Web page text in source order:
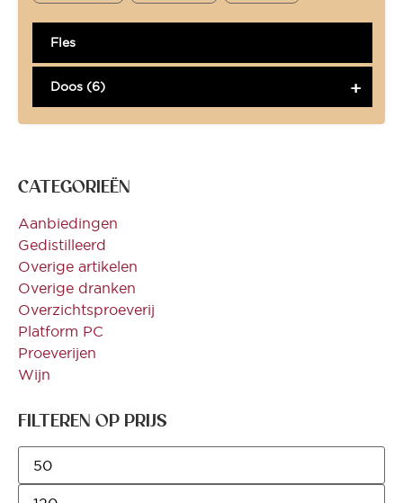
CATEGORIEËN
Aanbiedingen
Gedistilleerd
Overige artikelen
Overige dranken
Overzichtsproeverij
Platform PC
Proeverijen
Wijn
FILTEREN OP PRIJS
Fles
Doos (6)